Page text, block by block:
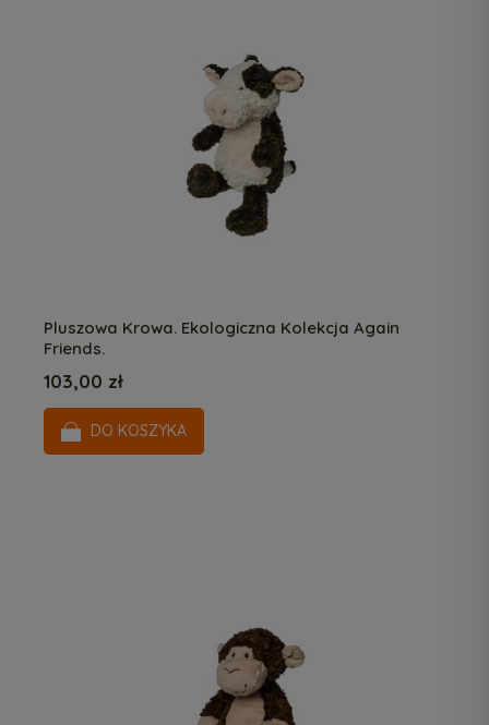
Pluszowa Krowa. Ekologiczna Kolekcja Again
Friends.
103,00 zł
DO KOSZYKA